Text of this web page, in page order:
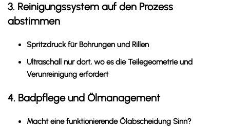
3. Reinigungssystem auf den Prozess
abstimmen
Spritzdruck für Bohrungen und Rillen
Ultraschall nur dort, wo es die Teilegeometrie und
Verunreinigung erfordert
4. Badpflege und Ölmanagement
Macht eine funktionierende Ölabscheidung Sinn?